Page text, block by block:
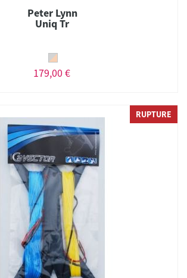
Peter Lynn
Uniq Tr
179,00 €
RUPTURE